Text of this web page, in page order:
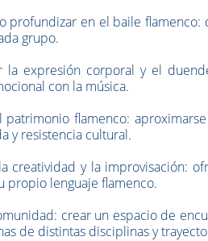
profundizar en el baile flamenco:
grupo.
la expresión corporal y el
con la música.
patrimonio flamenco:
y resistencia cultural.
creatividad y la improvisación:
propio lenguaje flamenco.
crear un espacio de
de distintas disciplinas y